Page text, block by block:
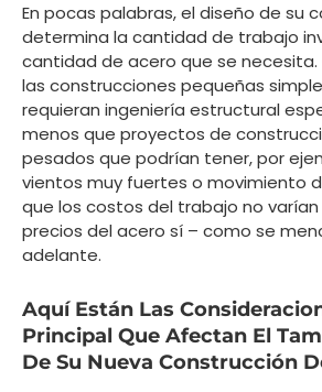
En pocas palabras, el diseño de su
determina la cantidad de trabajo
cantidad de acero que se
las construcciones pequeñas
requieran ingeniería estructural
menos que proyectos de
pesados que podrían tener, por
vientos muy fuertes o movimiento
que los costos del trabajo no varían
precios del acero sí – como se
adelante.
Aquí Están Las
Principal Que Afectan El
De Su Nueva Construcción